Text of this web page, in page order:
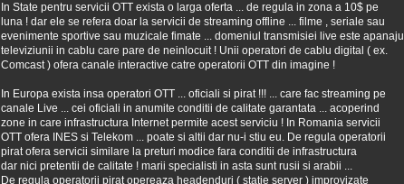
In State pentru servicii OTT exista o larga oferta ... de regula in zona a 10$ pe
luna ! dar ele se refera doar la servicii de streaming offline ... filme , seriale sau
evenimente sportive sau muzicale fimate ... domeniul transmisiei live este apanajul
televiziunii in cablu care pare de neinlocuit ! Unii operatori de cablu digital ( ex.
Comcast ) ofera canale interactive catre operatorii OTT din imagine !
In Europa exista insa operatori OTT ... oficiali si pirat !!! ... care fac streaming pe
canale Live ... cei oficiali in anumite conditii de calitate garantata ... acoperind
zone in care infrastructura Internet permite acest serviciu ! In Romania servicii
OTT ofera INES si Telekom ... poate si altii dar nu-i stiu eu. De regula operatorii
pirat ofera servicii similare la preturi modice fara conditii de infrastructura
dar nici pretentii de calitate ! marii specialisti in asta sunt rusii si arabii ...
De regula operatorii pirat opereaza headenduri ( statie server ) improvizate